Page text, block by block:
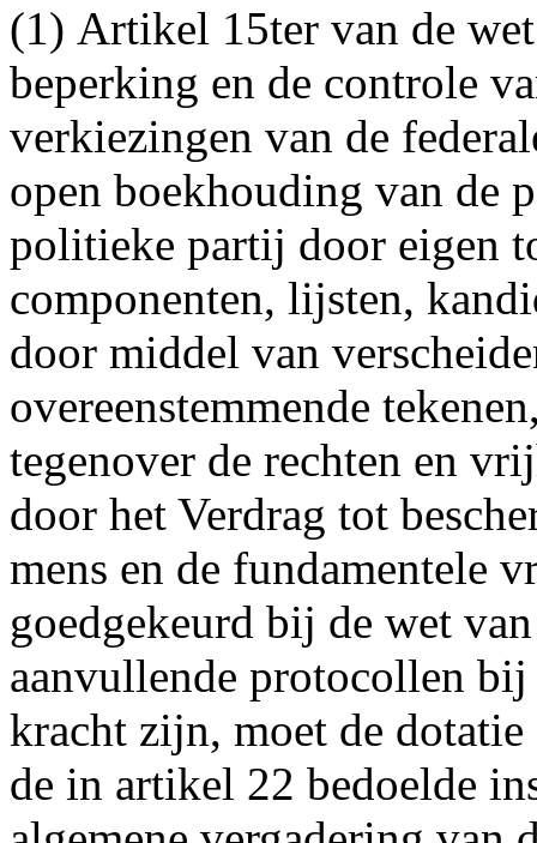
(1) Artikel 15ter van de
beperking en de controle
verkiezingen van de
open boekhouding van de
politieke partij door eigen
componenten, lijsten,
door middel van
overeenstemmende
tegenover de rechten en
door het Verdrag tot
mens en de fundamentele
goedgekeurd bij de wet
aanvullende protocollen
kracht zijn, moet de
de in artikel 22 bedoelde